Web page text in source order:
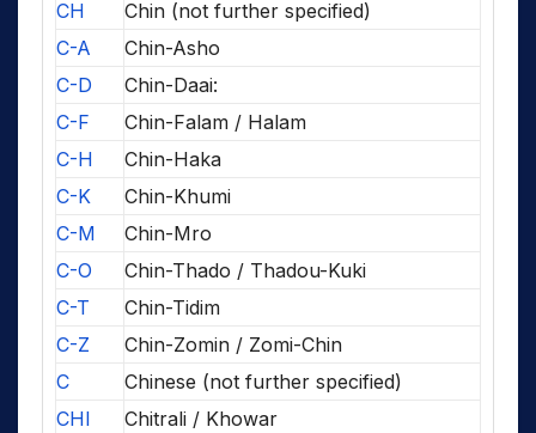
CH
Chin (not further specified)
C-A
Chin-Asho
C-D
Chin-Daai:
C-F
Chin-Falam / Halam
C-H
Chin-Haka
C-K
Chin-Khumi
C-M
Chin-Mro
C-O
Chin-Thado / Thadou-Kuki
C-T
Chin-Tidim
C-Z
Chin-Zomin / Zomi-Chin
C
Chinese (not further specified)
CHI
Chitrali / Khowar